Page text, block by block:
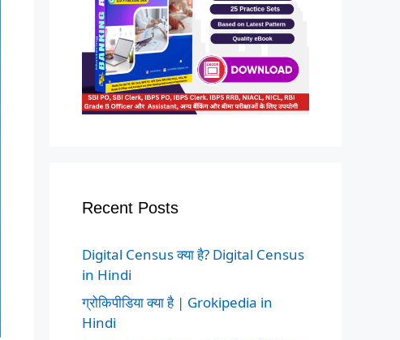
Recent Posts
Digital Census क्या है? Digital Census
in Hindi
ग्रोकिपीडिया क्या है | Grokipedia in
Hindi